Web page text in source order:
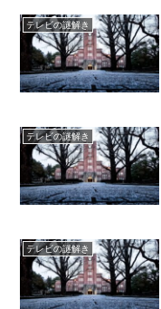
テレビの謎解き
テレビの謎解き
テレビの謎解き